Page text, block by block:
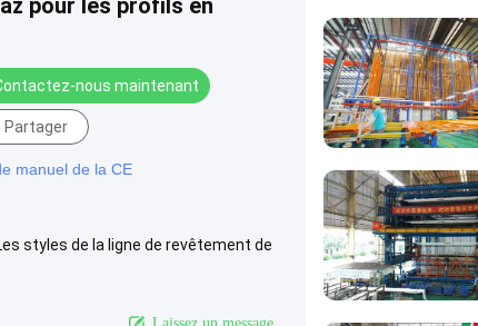
nous maintenant
Partager
manuel de la CE
styles de la ligne de revêtement de
Laissez un message.